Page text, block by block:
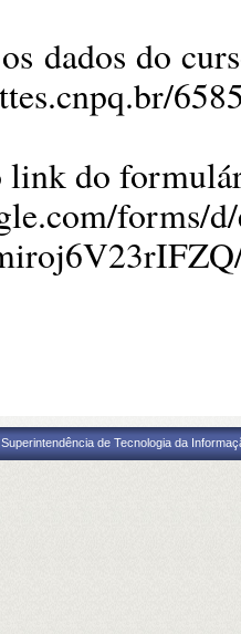
dados do
link do
forms/
de Tecnologia da